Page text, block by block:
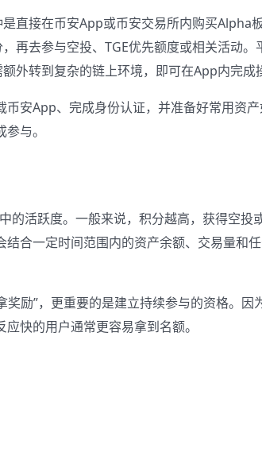
直接在币安App或币安交易所内购买Alpha板
再去参与空投、TGE优先额度或相关活动。
外转到复杂的链上环境，即可在App内完成
安App、完成身份认证，并准备好常用资产
与。
的活跃度。一般来说，积分越高，获得空投
合一定时间范围内的资产余额、交易量和
励”，更重要的是建立持续参与的资格。因
快的用户通常更容易拿到名额。